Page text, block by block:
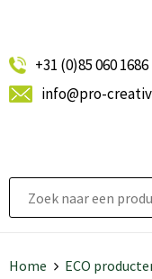
+31 (0)85 060 1686
info@pro-
Home ECO